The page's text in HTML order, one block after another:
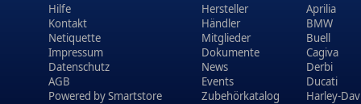
Hilfe
Kontakt
Netiquette
Impressum
Datenschutz
AGB
Powered bySmartstore
Hersteller
Händler
Mitglieder
Dokumente
News
Events
Zubehörkatalog
Aprilia
BMW
Buell
Cagiva
Derbi
Ducati
Harley-